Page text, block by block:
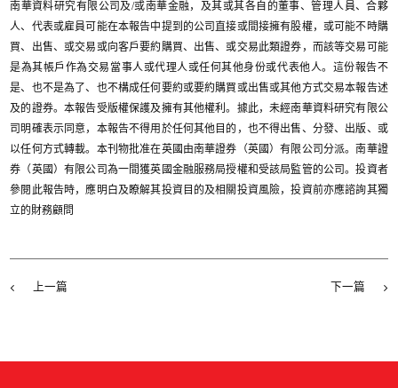
南華資料研究有限公司及/或南華金融，及其或其各自的董事、管理人員、合夥
人、代表或雇員可能在本報告中提到的公司直接或間接擁有股權，或可能不時購
買、出售、或交易或向客戶要約購買、出售、或交易此類證券，而該等交易可能
是為其帳戶作為交易當事人或代理人或任何其他身份或代表他人。這份報告不
是、也不是為了、也不構成任何要約或要約購買或出售或其他方式交易本報告述
及的證券。本報告受版權保護及擁有其他權利。據此，未經南華資料研究有限公
司明確表示同意，本報告不得用於任何其他目的，也不得出售、分發、出版、或
以任何方式轉載。本刊物批准在英國由南華證券（英國）有限公司分派。南華證
券（英國）有限公司為一間獲英國金融服務局授權和受該局監管的公司。投資者
參閱此報告時，應明白及瞭解其投資目的及相關投資風險，投資前亦應諮詢其獨
立的財務顧問
上一篇 下一篇